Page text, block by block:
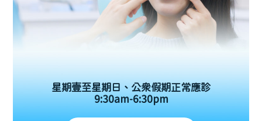
星期壹至星期日、公眾假期正常應診
9:30am-6:30pm